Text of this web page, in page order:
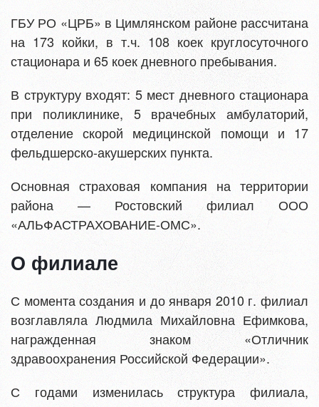
ГБУ РО «ЦРБ» в Цимлянском районе рассчитана
на 173 койки, в т.ч. 108 коек круглосуточного
стационара и 65 коек дневного пребывания.
В структуру входят: 5 мест дневного стационара
при поликлинике, 5 врачебных амбулаторий,
отделение скорой медицинской помощи и 17
фельдшерско-акушерских пункта.
Основная страховая компания на территории
района — Ростовский филиал ООО
«АЛЬФАСТРАХОВАНИЕ-ОМС».
О филиале
С момента создания и до января 2010 г. филиал
возглавляла Людмила Михайловна Ефимкова,
награжденная знаком «Отличник
здравоохранения Российской Федерации».
С годами изменилась структура филиала,